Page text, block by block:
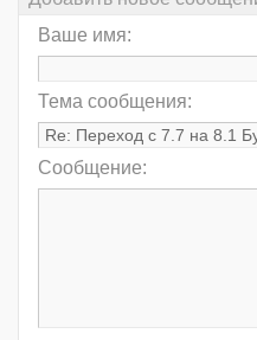
Ваше имя:
Тема сообщения:
Сообщение: